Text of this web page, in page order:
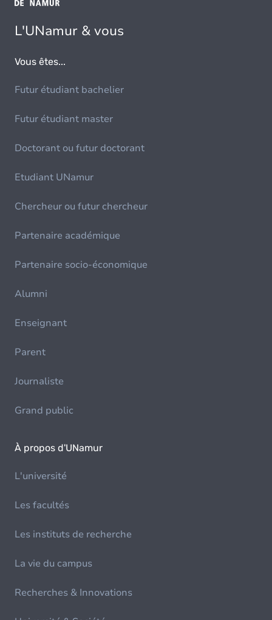
L'UNamur & vous
Vous êtes...
Futur étudiant bachelier
Futur étudiant master
Doctorant ou futur doctorant
Etudiant UNamur
Chercheur ou futur chercheur
Partenaire académique
Partenaire socio-économique
Alumni
Enseignant
Parent
Journaliste
Grand public
À propos d'UNamur
L'université
Les facultés
Les instituts de recherche
La vie du campus
Recherches & Innovations